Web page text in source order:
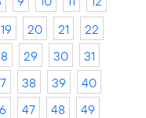
19 20 21
22
29 30
31
38 39
40
47 48
49